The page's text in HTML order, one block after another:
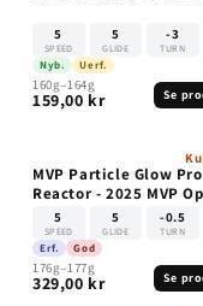
5
SPEED
5
GLIDE
-3
TURN
Nyb. Uerf.
160g–164g
159,00 kr Se
MVP Particle Glow
Reactor - 2025 MVP
5
SPEED
5
GLIDE
-0.5
TURN
Erf. God
176g–177g
329,00 kr Se